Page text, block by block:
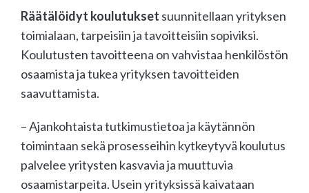
Räätälöidyt koulutukset suunnitellaan yrityksen
toimialaan, tarpeisiin ja tavoitteisiin sopiviksi.
Koulutusten tavoitteena on vahvistaa henkilöstön
osaamista ja tukea yrityksen tavoitteiden
saavuttamista.
– Ajankohtaista tutkimustietoa ja käytännön
toimintaan sekä prosesseihin kytkeytyvä koulutus
palvelee yritysten kasvavia ja muuttuvia
osaamistarpeita. Usein yrityksissä kaivataan